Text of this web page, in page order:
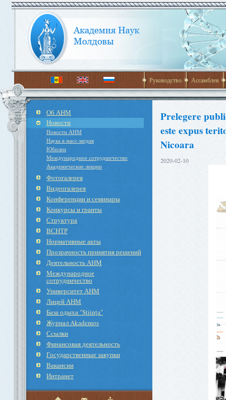
Руководство Ассамблея
Об АНМ
Новости
Новости АНМ
Наука в масс-медия
Юбилеи
Международное cотрудничество
Академические лекции
Фотогалерея
Видеогалерея
Конференции и семинары
Конкурсы и гранты
Структура
ВСНТР
Нормативные акты
Прозрачность принятия решений
Деятельность АНМ
Международное
cотрудничество
Университет АНМ
Лицей АНМ
База одыха "Ştiinţa"
Журнал Akademos
Ссылки
Финансовая деятельность
Государственные закупки
Вакансии
Интранет
Prelegere
este expus
Nicoara
2020-02-10